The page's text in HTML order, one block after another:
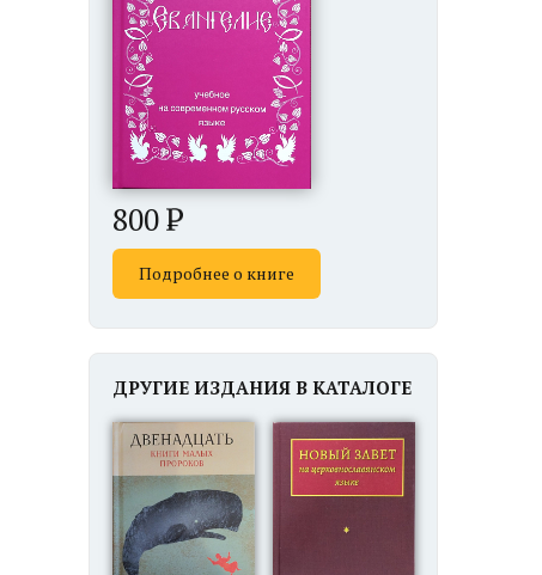
800
Подробнее о книге
ДРУГИЕ ИЗДАНИЯ В КАТАЛОГЕ